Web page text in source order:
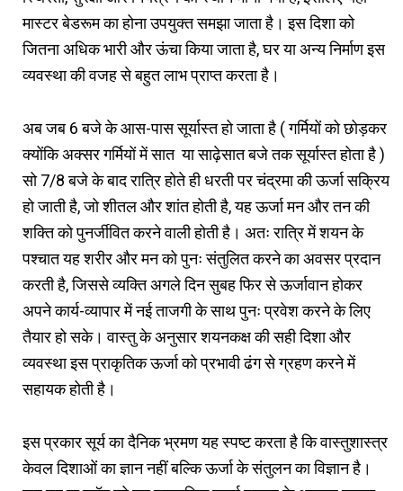
मास्टर बेडरूम का होना उपयुक्त समझा जाता है। इस दिशा को
जितना अधिक भारी और ऊंचा किया जाता है, घर या अन्य निर्माण इस
व्यवस्था की वजह से बहुत लाभ प्राप्त करता है।
अब जब 6 बजे के आस-पास सूर्यास्त हो जाता है ( गर्मियों को छोड़कर
क्योंकि अक्सर गर्मियों में सात या साढ़ेसात बजे तक सूर्यास्त होता है )
सो 7/8 बजे के बाद रात्रि होते ही धरती पर चंद्रमा की ऊर्जा सक्रिय
हो जाती है, जो शीतल और शांत होती है, यह ऊर्जा मन और तन की
शक्ति को पुनर्जीवित करने वाली होती है। अतः रात्रि में शयन के
पश्चात यह शरीर और मन को पुनः संतुलित करने का अवसर प्रदान
करती है, जिससे व्यक्ति अगले दिन सुबह फिर से ऊर्जावान होकर
अपने कार्य-व्यापार में नई ताजगी के साथ पुनः प्रवेश करने के लिए
तैयार हो सके। वास्तु के अनुसार शयनकक्ष की सही दिशा और
व्यवस्था इस प्राकृतिक ऊर्जा को प्रभावी ढंग से ग्रहण करने में
सहायक होती है।
इस प्रकार सूर्य का दैनिक भ्रमण यह स्पष्ट करता है कि वास्तुशास्त्र
केवल दिशाओं का ज्ञान नहीं बल्कि ऊर्जा के संतुलन का विज्ञान है।